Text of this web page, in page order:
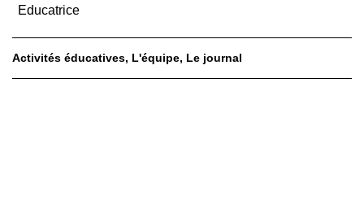
Educatrice
Activités éducatives L'équipe Le journal